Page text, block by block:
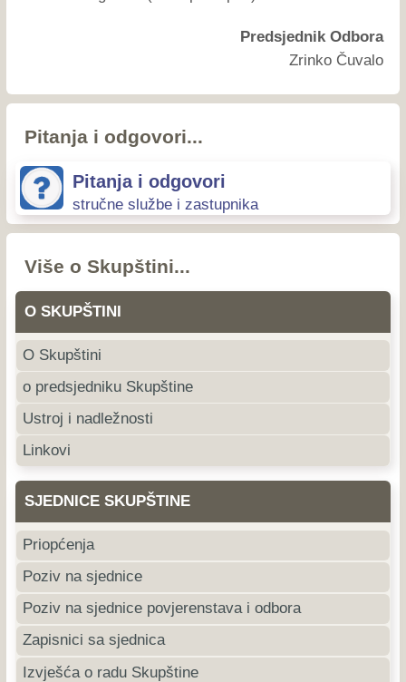
Predsjednik Odbora
Zrinko Čuvalo
Pitanja i odgovori...
Pitanja i odgovori
stručne službe i zastupnika
Više o Skupštini...
O SKUPŠTINI
O Skupštini
o predsjedniku Skupštine
Ustroj i nadležnosti
Linkovi
SJEDNICE SKUPŠTINE
Priopćenja
Poziv na sjednice
Poziv na sjednice povjerenstava i odbora
Zapisnici sa sjednica
Izvješća o radu Skupštine